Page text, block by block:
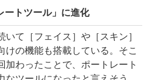
ートツール」に進化
いて［フェイス］や［スキン］
けの機能も搭載している。そこ
加わったことで、ポートレート